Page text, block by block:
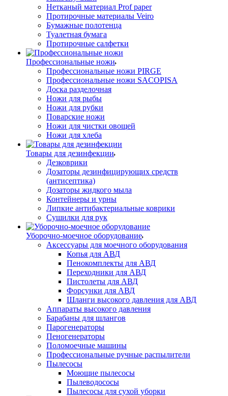
Нетканый материал Prof paper
Протирочные материалы Veiro
Бумажные полотенца
Туалетная бумага
Протирочные салфетки
Профессиональные ножи
Профессиональные ножи PIRGE
Профессиональные ножи SACOPISA
Доска разделочная
Ножи для рыбы
Ножи для рубки
Поварские ножи
Ножи для чистки овощей
Ножи для хлеба
Товары для дезинфекции
Дезковрики
Дозаторы дезинфицирующих средств
(антисептика)
Дозаторы жидкого мыла
Контейнеры и урны
Липкие антибактериальные коврики
Сушилки для рук
Уборочно-моечное оборудование
Аксессуары для моечного оборудования
Копья для АВД
Пенокомплекты для АВД
Переходники для АВД
Пистолеты для АВД
Форсунки для АВД
Шланги высокого давления для АВД
Аппараты высокого давления
Барабаны для шлангов
Парогенераторы
Пеногенераторы
Поломоечные машины
Профессиональные ручные распылители
Пылесосы
Моющие пылесосы
Пылеводососы
Пылесосы для сухой уборки